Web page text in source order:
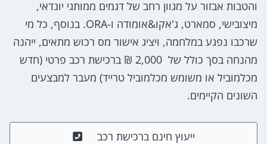
והטבות אבזור על מגוון רחב של דגמים ממותגי יונדאי,
מיצובישי, סמארט, ג'אקו&אומודה ו-ORA. בנוסף, כל מי
שרכבו נפגע במלחמה, ויציג אישור מס רכוש מתאים, ייהנה
מהנחה בסך כולל של 2,000 ₪ ברכישת רכב פרטי (חדש
מכלמוביל או משומש מכלמוביל טרייד) מעבר למבצעים
השונים הקיימים.
ייעוץ חינם ברכישת רכב